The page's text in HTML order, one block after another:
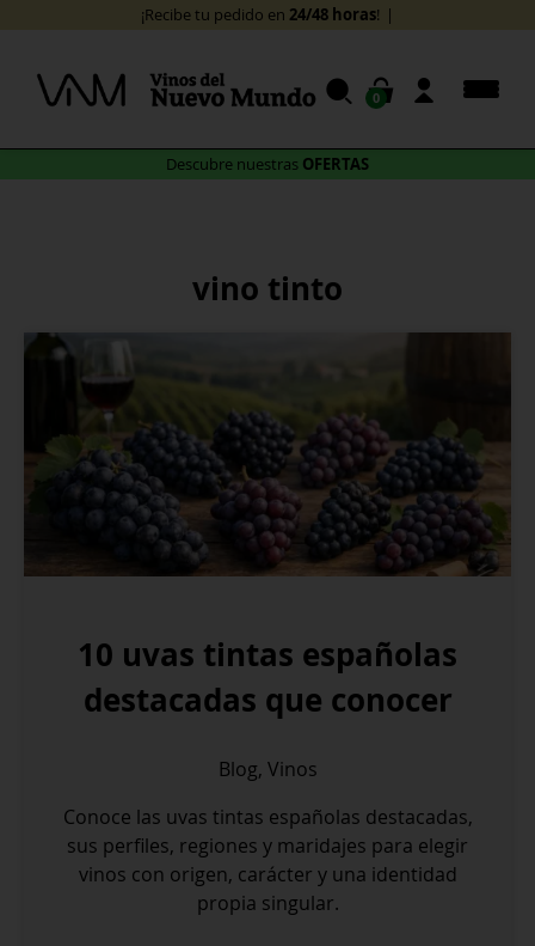
content
Descubre nuestras OFERTAS
¡Recibe tu pedido en 24/48 horas!
0
vino tinto
10 uvas tintas españolas
destacadas que conocer
Blog, Vinos
Conoce las uvas tintas españolas destacadas,
sus perfiles, regiones y maridajes para elegir
vinos con origen, carácter y una identidad
propia singular.